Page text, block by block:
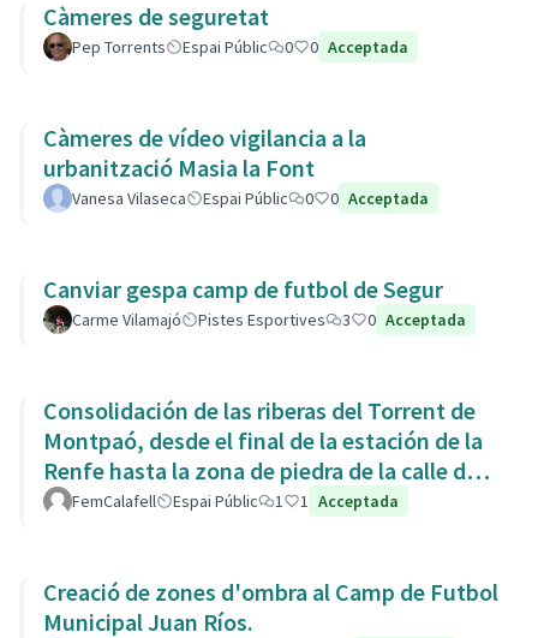
Càmeres de seguretat
Pep Torrents Espai Públic 0 0 Acceptada
Càmeres de vídeo vigilancia a la
urbanització Masia la Font
Vanesa Vilaseca Espai Públic 0 0 Acceptada
Canviar gespa camp de futbol de Segur
Carme Vilamajó Pistes Esportives 3 0 Acceptada
Consolidación de las riberas del Torrent de
Montpaó, desde el final de la estación de la
Renfe hasta la zona de piedra de la calle de
L’Estany.
FemCalafell Espai Públic 1 1 Acceptada
Creació de zones d'ombra al Camp de Futbol
Municipal Juan Ríos.